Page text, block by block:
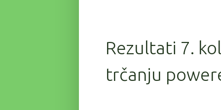
Rezultati 7.
trčanju